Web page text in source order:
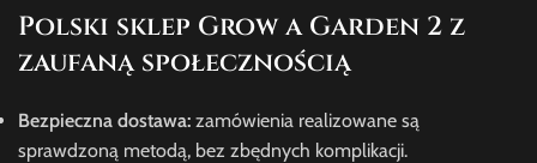
Polski sklep Grow a Garden 2 z
zaufaną społecznością
Bezpieczna dostawa: zamówienia realizowane są
sprawdzoną metodą, bez zbędnych komplikacji.